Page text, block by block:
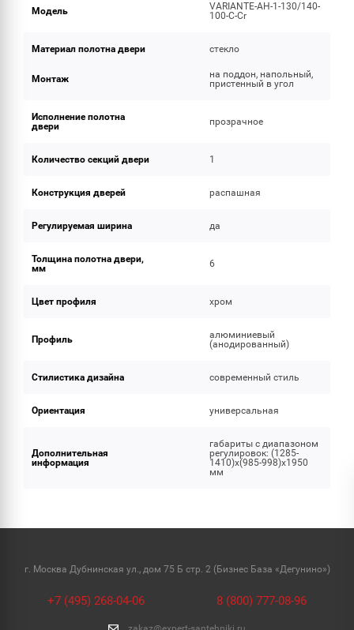
Модель
VARIANTE-AH-1-130/140-
100-C-Cr
Материал полотна двери стекло
Монтаж
на поддон, напольный,
пристенный в угол
Исполнение полотна
двери
прозрачное
Количество секций двери 1
Конструкция дверей распашная
Регулируемая ширина да
Толщина полотна двери,
мм
6
Цвет профиля хром
Профиль
алюминиевый
(анодированный)
Стилистика дизайна современный стиль
Ориентация универсальная
Дополнительная
информация
габариты с диапазоном
регулировок: (1285-
1410)x(985-998)x1950
мм
г. Москва Дубнинская ул., дом 75 Б стр. 2 (Бизнес База «Дегунино»)
+7 (495) 268-04-06 8 (800) 777-08-96